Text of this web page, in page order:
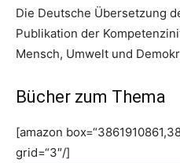
Die Deutsche Übersetzung
Publikation der
Mensch, Umwelt und
Bücher zum Thema
[amazon
grid=“3″/]